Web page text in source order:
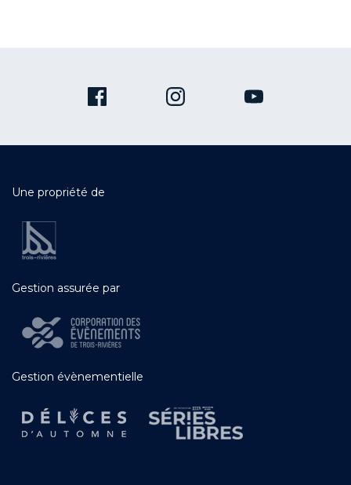
Une propriété de
Gestion assurée par
Gestion évènementielle